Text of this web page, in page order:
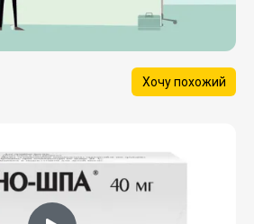
Хочу похожий